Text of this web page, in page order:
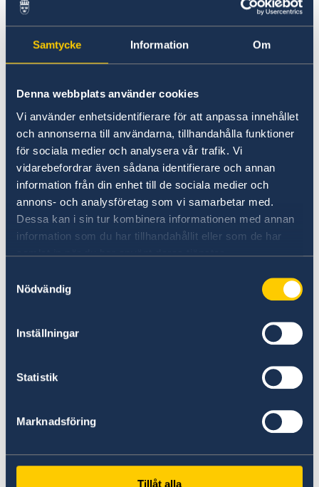
Samtycke Information Om
Denna webbplats använder cookies
Vi använder enhetsidentifierare för att anpassa innehållet
och annonserna till användarna, tillhandahålla funktioner
för sociala medier och analysera vår trafik. Vi
vidarebefordrar även sådana identifierare och annan
information från din enhet till de sociala medier och
annons- och analysföretag som vi samarbetar med.
Dessa kan i sin tur kombinera informationen med annan
information som du har tillhandahållit eller som de har
samlat in när du har använt deras tjänster.
Nödvändig
Inställningar
Statistik
Marknadsföring
Tillåt alla
nyfött barn eller en annan svensk medborgare
som aldrig innehaft svenskt pass, nationellt id-
kort eller varit folkbokförda i Sverige, så måste
personen först få ett samordningsnummer. Här
Samordningsnummer
Här hittar du information om hur du ansöker
uppehållstillstånd för att bo i Sverige.